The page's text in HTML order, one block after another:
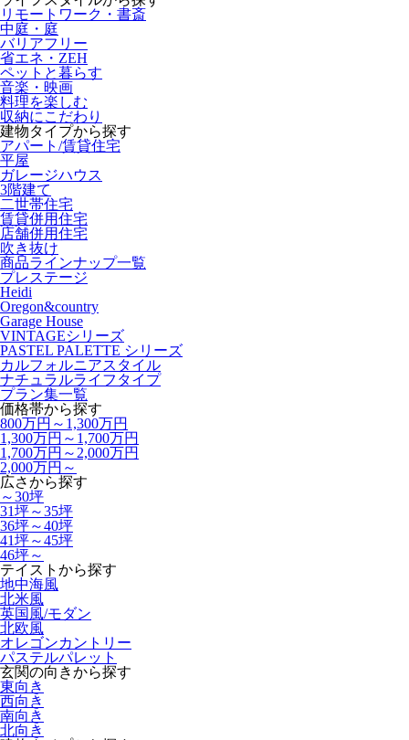
リモートワーク・書斎
中庭・庭
バリアフリー
省エネ・ZEH
ペットと暮らす
音楽・映画
料理を楽しむ
収納にこだわり
建物タイプから探す
アパート/賃貸住宅
平屋
ガレージハウス
3階建て
二世帯住宅
賃貸併用住宅
店舗併用住宅
吹き抜け
商品ラインナップ一覧
プレステージ
Heidi
Oregon&country
Garage House
VINTAGEシリーズ
PASTEL PALETTE シリーズ
カルフォルニアスタイル
ナチュラルライフタイプ
プラン集一覧
価格帯から探す
800万円～1,300万円
1,300万円～1,700万円
1,700万円～2,000万円
2,000万円～
広さから探す
～30坪
31坪～35坪
36坪～40坪
41坪～45坪
46坪～
テイストから探す
地中海風
北米風
英国風/モダン
北欧風
オレゴンカントリー
パステルパレット
玄関の向きから探す
東向き
西向き
南向き
北向き